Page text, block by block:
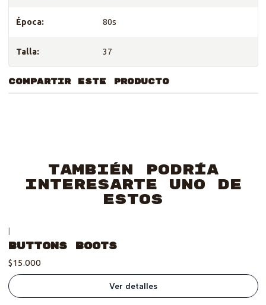
Época: 80s
Talla: 37
COMPARTIR ESTE PRODUCTO
También podría
interesarte uno de
estos
Buttons Boots
$15.000
Ver detalles